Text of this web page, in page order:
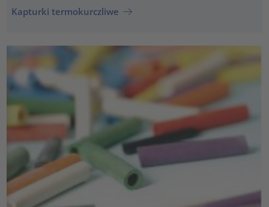
Kapturki termokurczliwe